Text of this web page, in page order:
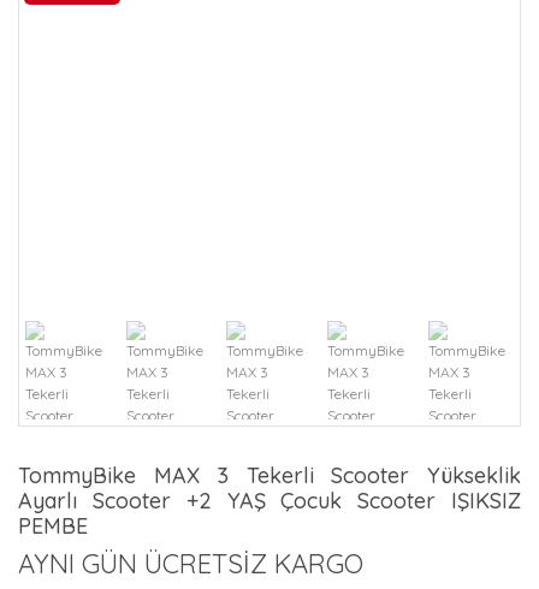
TommyBike MAX 3 Tekerli Scooter Yükseklik
Ayarlı Scooter +2 YAŞ Çocuk Scooter IŞIKSIZ
PEMBE
AYNI GÜN ÜCRETSİZ KARGO